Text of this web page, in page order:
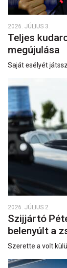
2026. JÚLIUS 3.
Teljes
megújulása
Saját esélyét
2026. JÚLIUS 2.
Szijjártó
belenyúlt a
Szerette a volt